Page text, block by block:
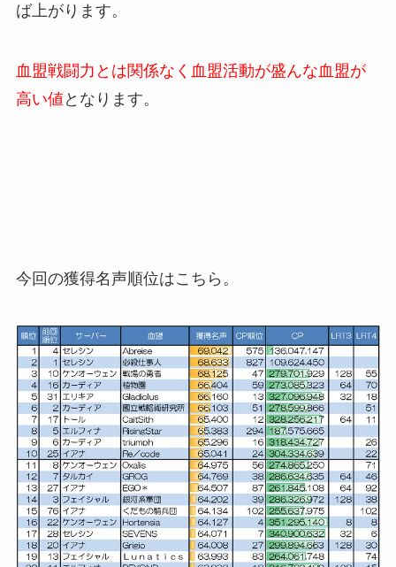
ば上がります。
血盟戦闘力とは関係なく血盟活動が盛んな血盟が
高い値 となります。
今回の獲得名声順位はこちら。